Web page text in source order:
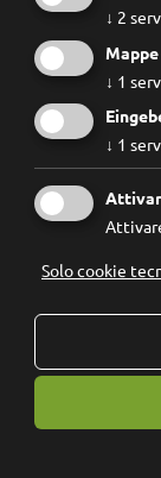
↓ 2
Mappe
↓ 1
↓ 1
Solo cookie